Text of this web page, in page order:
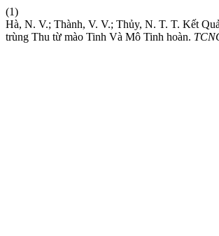
(1)
Hà, N. V.; Thành, V. V.; Thủy, N. T. T. Kết
trùng Thu từ mào Tinh Và Mô Tinh hoàn.